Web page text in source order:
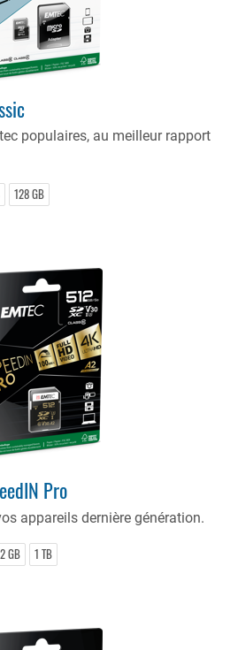
populaires, au meilleur rapport
128 GB
Pro
appareils dernière génération.
GB 1 TB